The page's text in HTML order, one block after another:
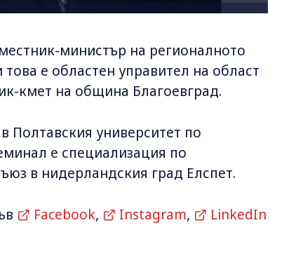
министър на регионалното
е областен управител на област
кмет на община Благоевград.
Полтавския университет по
е специализация по
в нидерландския град Елспет.
Facebook, Instagram,
LinkedIn